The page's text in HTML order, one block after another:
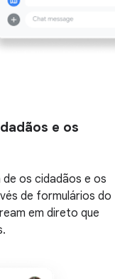
e os
os cidadãos e os
de formulários do
em direto que